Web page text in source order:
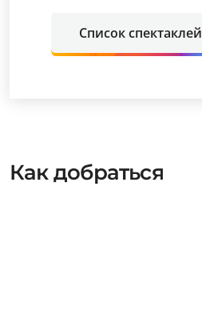
Список спектаклей
Как добраться